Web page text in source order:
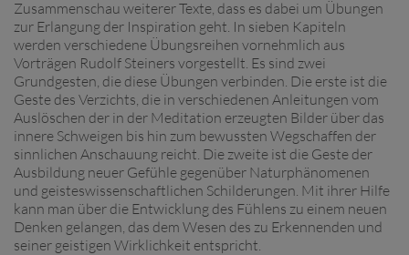
Zusammenschau weiterer Texte, dass es dabei um Übungen
zur Erlangung der Inspiration geht. In sieben Kapiteln
werden verschiedene Übungsreihen vornehmlich aus
Vorträgen Rudolf Steiners vorgestellt. Es sind zwei
Grundgesten, die diese Übungen verbinden. Die erste ist die
Geste des Verzichts, die in verschiedenen Anleitungen vom
Auslöschen der in der Meditation erzeugten Bilder über das
innere Schweigen bis hin zum bewussten Wegschaffen der
sinnlichen Anschauung reicht. Die zweite ist die Geste der
Ausbildung neuer Gefühle gegenüber Naturphänomenen
und geisteswissenschaftlichen Schilderungen. Mit ihrer Hilfe
kann man über die Entwicklung des Fühlens zu einem neuen
Denken gelangen, das dem Wesen des zu Erkennenden und
seiner geistigen Wirklichkeit entspricht.